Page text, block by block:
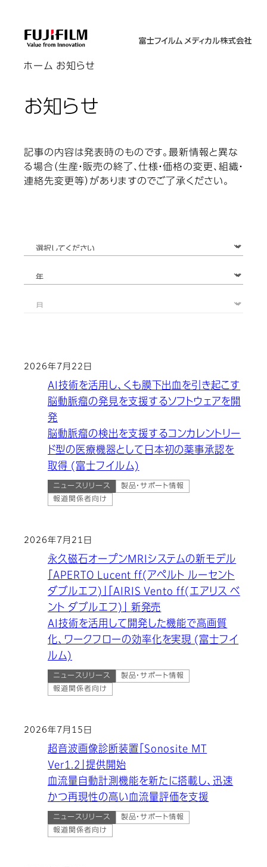
ホーム お知らせ
お知らせ
記事の内容は発表時のものです。最新情報と異な
る場合（生産・販売の終了、仕様・価格の変更、組織・
連絡先変更等）がありますのでご了承ください。
2026年7月22日
AI技術を活用し、くも膜下出血を引き起こす
脳動脈瘤の発見を支援するソフトウェアを開
発
脳動脈瘤の検出を支援するコンカレントリー
ド型の医療機器として日本初の薬事承認を
取得 (富士フイルム)
ニュースリリース
製品・サポート情報
報道関係者向け
2026年7月21日
永久磁石オープンMRIシステムの新モデル
「APERTO Lucent ff(アペルト ルーセント
ダブルエフ)」「AIRIS Vento ff(エアリス ベ
ント ダブルエフ)」 新発売
AI技術を活用して開発した機能で高画質
化、ワークフローの効率化を実現 (富士フイ
ルム)
ニュースリリース
製品・サポート情報
報道関係者向け
2026年7月15日
超音波画像診断装置「Sonosite MT
Ver1.2」提供開始
血流量自動計測機能を新たに搭載し、迅速
かつ再現性の高い血流量評価を支援
ニュースリリース
製品・サポート情報
報道関係者向け